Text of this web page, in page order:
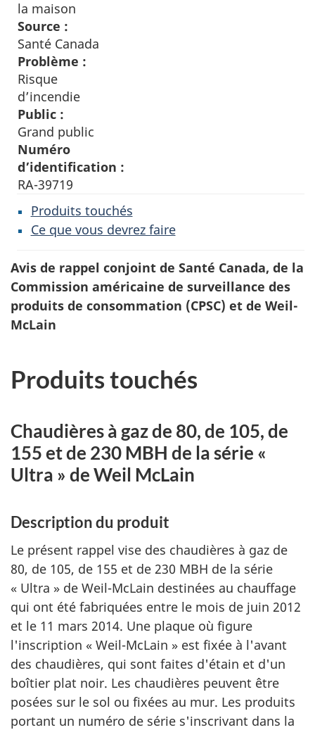
la maison
Source :
Santé Canada
Problème :
Risque
d’incendie
Public :
Grand public
Numéro
d’identification :
RA-39719
Produits touchés
Ce que vous devrez faire
Avis de rappel conjoint de Santé Canada, de la
Commission américaine de surveillance des
produits de consommation (CPSC) et de Weil-
McLain
Produits touchés
Chaudières à gaz de 80, de 105, de
155 et de 230 MBH de la série «
Ultra » de Weil McLain
Description du produit
Le présent rappel vise des chaudières à gaz de
80, de 105, de 155 et de 230 MBH de la série
« Ultra » de Weil-McLain destinées au chauffage
qui ont été fabriquées entre le mois de juin 2012
et le 11 mars 2014. Une plaque où figure
l'inscription « Weil-McLain » est fixée à l'avant
des chaudières, qui sont faites d'étain et d'un
boîtier plat noir. Les chaudières peuvent être
posées sur le sol ou fixées au mur. Les produits
portant un numéro de série s'inscrivant dans la